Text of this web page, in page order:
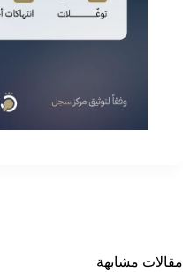
مقالات مشابهة